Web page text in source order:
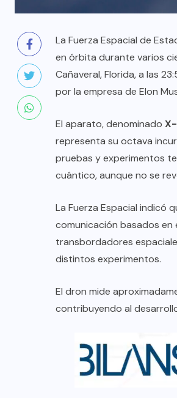
La Fuerza Espacial de
en órbita durante varios
Cañaveral, Florida, a las
por la empresa de Elon
El aparato, denominado
representa su octava
pruebas y experimentos
cuántico, aunque no se
La Fuerza Espacial indicó
comunicación basados en
transbordadores
distintos experimentos.
El dron mide
contribuyendo al